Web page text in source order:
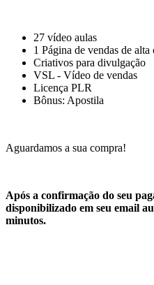
27 vídeo aulas
1 Página de vendas de alta
Criativos para divulgação
VSL - Vídeo de vendas
Licença PLR
Bônus: Apostila
Aguardamos a sua compra!
Após a confirmação do seu
disponibilizado em seu email
minutos.